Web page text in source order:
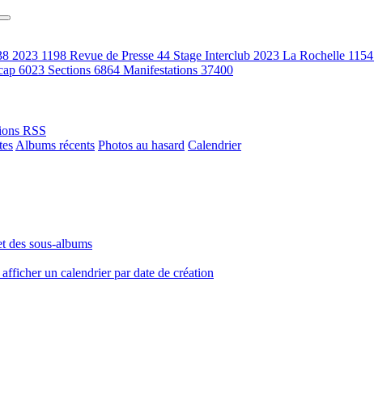
2023 1198 Revue de Presse 44 Stage Interclub 2023 La Rochelle 1154
6023 Sections 6864 Manifestations 37400
RSS
Albums récents Photos au hasard Calendrier
des sous-albums
afficher un calendrier par date de création